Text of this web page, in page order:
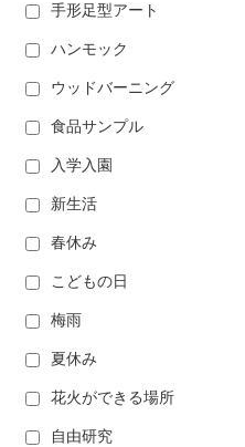
手形足型アート
ハンモック
ウッドバーニング
食品サンプル
入学入園
新生活
春休み
こどもの日
梅雨
夏休み
花火ができる場所
自由研究